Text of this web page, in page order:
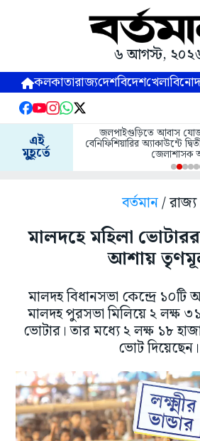
৬ আগস্ট,
কলকাতারাজ্যদেশবিদেশখেলা
এই
মুহূর্তে
জলপাইগুড়িতে আবাস
বেনিফিশিয়ারির অ্যাকাউন্টে
জেলাশাসক
বর্তমান/ রাজ্য
মালদহে মহিলা
আশায়
মালদহ বিধানসভা কেন্দ্রে
মালদহ পুরসভা মিলিয়ে ২ লক্ষ
ভোটার। তার মধ্যে ২ লক্ষ ১৮
ভোট দিয়েছেন।